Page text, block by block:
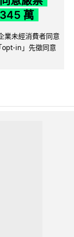
萬
業未經消費者同意
in」先徵同意